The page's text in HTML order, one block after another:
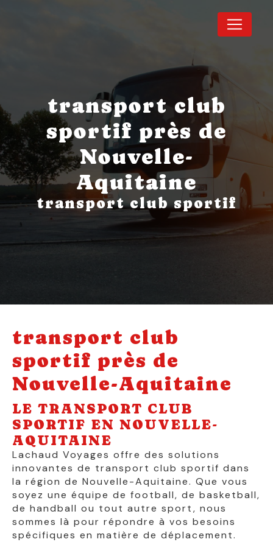
transport club
sportif près de
Nouvelle-
Aquitaine
transport club sportif
transport club
sportif près de
Nouvelle-Aquitaine
LE TRANSPORT CLUB
SPORTIF EN NOUVELLE-
AQUITAINE
Lachaud Voyages offre des solutions
innovantes de transport club sportif dans
la région de Nouvelle-Aquitaine. Que vous
soyez une équipe de football, de basketball,
de handball ou tout autre sport, nous
sommes là pour répondre à vos besoins
spécifiques en matière de déplacement.